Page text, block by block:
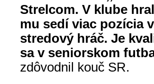
Strelcom. V klube
mu sedí viac pozícia
stredový hráč. Je
sa v seniorskom
zdôvodnil kouč SR.